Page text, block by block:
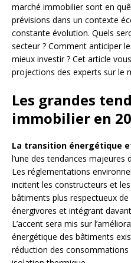
marché immobilier sont en
prévisions dans un contexte
constante évolution. Quels
secteur ? Comment anticiper
mieux investir ? Cet article
projections des experts sur le
Les grandes
immobilier en
La transition énergétique
l’une des tendances
Les réglementations
incitent les constructeurs et
bâtiments plus respectueux de
énergivores et intégrant
L’accent sera mis sur
énergétique des bâtiments
réduction des consommations